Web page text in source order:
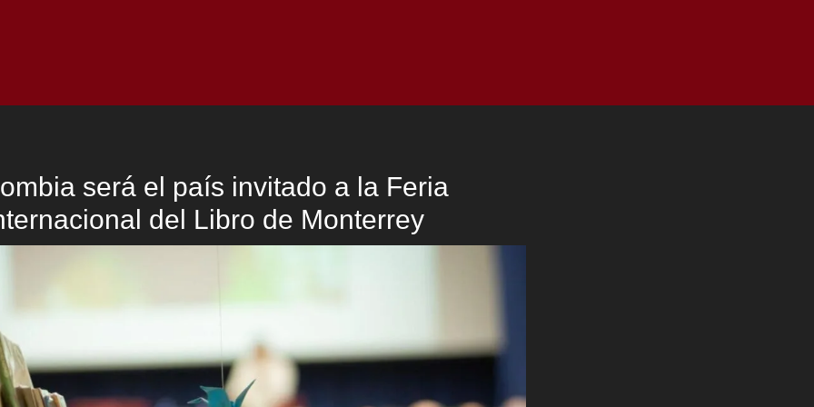
será el país invitado a la Feria
del Libro de Monterrey